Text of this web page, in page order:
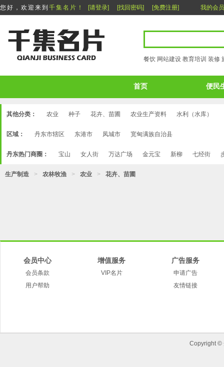
您好，欢迎来到 千集名片！ [请登录] [找回密码] [免费注册] 我的会
餐饮 网站建设 教育培训 装修
首页 便民
其他分类： 农业 种子 花卉、苗圃 农业生产资料 水利（水库）
区域： 丹东市辖区 东港市 凤城市 宽甸满族自治县
丹东热门商圈： 宝山 女人街 万达广场 金元宝 新柳 七经街
生产制造 > 农林牧渔 > 农业 > 花卉、苗圃
会员中心
会员条款
用户帮助
增值服务
VIP名片
广告服务
申请广告
友情链接
Copyright ©